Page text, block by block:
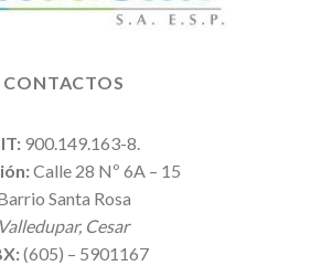
CONTACTOS
900.149.163-8.
Calle 28 Nº 6A – 15
Santa Rosa
Valledupar, Cesar
(605) – 5901167